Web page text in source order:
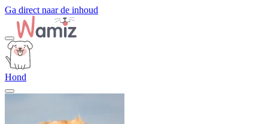
Ga direct naar de inhoud
Hond